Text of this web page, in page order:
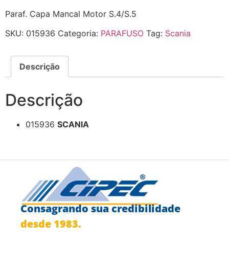
Paraf. Capa Mancal Motor S.4/S.5
SKU: 015936 Categoria: PARAFUSO Tag: Scania
Descrição
Descrição
015936 SCANIA
Consagrando sua credibilidade
desde 1983.